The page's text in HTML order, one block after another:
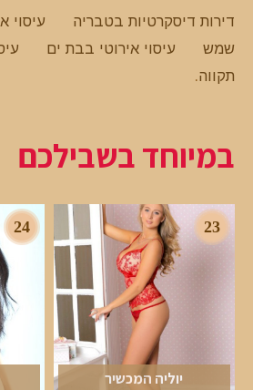
דירות דיסקרטיות בטבריה
עיסוי
שמש
עיסוי אירוטי בבת ים
תקווה.
במיוחד בשבילכם
23
יוליה המכשיר
24